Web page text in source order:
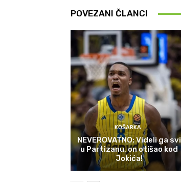
POVEZANI ČLANCI
KOŠARKA
NEVEROVATNO: Videli ga svi
u Partizanu, on otišao kod
Jokića!